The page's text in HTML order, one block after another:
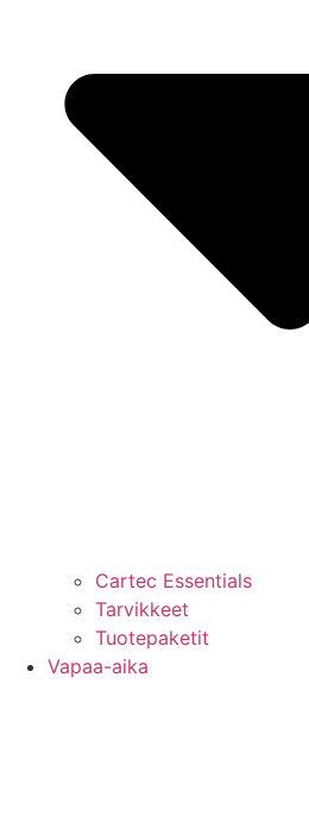
Cartec Essentials
Tarvikkeet
Tuotepaketit
Vapaa-aika